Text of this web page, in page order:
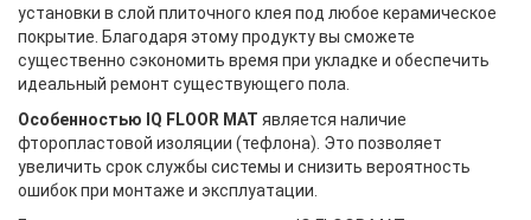
установки в слой плиточного клея под любое керамическое
покрытие. Благодаря этому продукту вы сможете
существенно сэкономить время при укладке и обеспечить
идеальный ремонт существующего пола.
Особенностью IQ FLOOR MAT является наличие
фторопластовой изоляции (тефлона). Это позволяет
увеличить срок службы системы и снизить вероятность
ошибок при монтаже и эксплуатации.